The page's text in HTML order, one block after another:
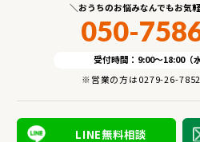
おうちのお悩みなんでもお気
050-
受付時間：9:00～18:00（
※営業の方は0279-26-
LINE無料相談